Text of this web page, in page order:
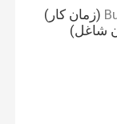
(زمان کار)
شاغل)